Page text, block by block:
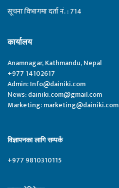
सूचना विभागमा दर्ता नं. : 714
कार्यालय
Anamnagar, Kathmandu, Nepal
+977 14102617
Admin:Info@dainiki.com
News:dainiki.com@gmail.com
Marketing:marketing@dainiki.com
विज्ञापनका लागि सम्पर्क
+977 9810310115